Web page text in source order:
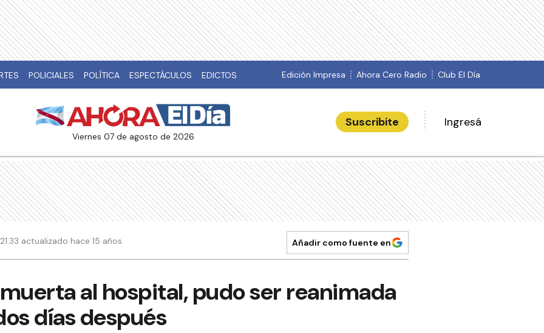
POLICIALES POLÍTICA ESPECTÁCULOS EDICTOS Edición Impresa Ahora Cero Radio Club El Día
viernes 07 de agosto de 2026
Suscribite Ingresá
actualizado hace 15 años Añadir como fuente en
al hospital, pudo ser reanimada
días después